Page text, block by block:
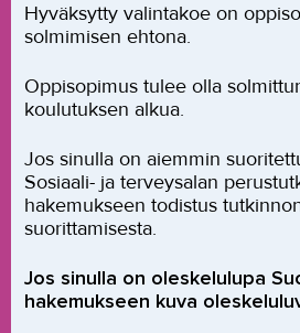
Hyväksytty valintakoe on
solmimisen ehtona.
Oppisopimus tulee olla
koulutuksen alkua.
Jos sinulla on aiemmin
Sosiaali- ja terveysalan
hakemukseen todistus
suorittamisesta.
Jos sinulla on oleskelulupa
hakemukseen kuva